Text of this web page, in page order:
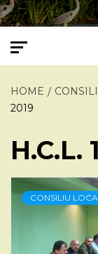
HOME
2019
H.C.L.
CONSILIU